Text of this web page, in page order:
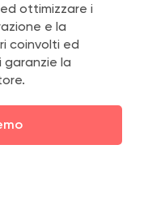
ottimizzare i
e la
coinvolti ed
la